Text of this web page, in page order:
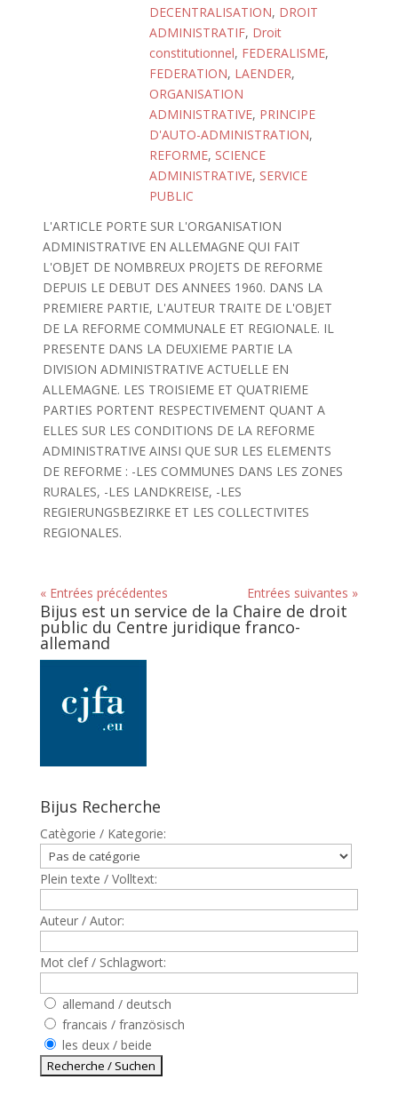
DECENTRALISATION, DROIT
ADMINISTRATIF, Droit
constitutionnel, FEDERALISME,
FEDERATION, LAENDER,
ORGANISATION
ADMINISTRATIVE, PRINCIPE
D'AUTO-ADMINISTRATION,
REFORME, SCIENCE
ADMINISTRATIVE, SERVICE
PUBLIC
L'ARTICLE PORTE SUR L'ORGANISATION
ADMINISTRATIVE EN ALLEMAGNE QUI FAIT
L'OBJET DE NOMBREUX PROJETS DE REFORME
DEPUIS LE DEBUT DES ANNEES 1960. DANS LA
PREMIERE PARTIE, L'AUTEUR TRAITE DE L'OBJET
DE LA REFORME COMMUNALE ET REGIONALE. IL
PRESENTE DANS LA DEUXIEME PARTIE LA
DIVISION ADMINISTRATIVE ACTUELLE EN
ALLEMAGNE. LES TROISIEME ET QUATRIEME
PARTIES PORTENT RESPECTIVEMENT QUANT A
ELLES SUR LES CONDITIONS DE LA REFORME
ADMINISTRATIVE AINSI QUE SUR LES ELEMENTS
DE REFORME : -LES COMMUNES DANS LES ZONES
RURALES, -LES LANDKREISE, -LES
REGIERUNGSBEZIRKE ET LES COLLECTIVITES
REGIONALES.
« Entrées précédentes Entrées suivantes »
Bijus est un service de la Chaire de droit
public du Centre juridique franco-
allemand
Bijus Recherche
Catègorie / Kategorie:
Plein texte / Volltext:
Auteur / Autor:
Mot clef / Schlagwort:
allemand / deutsch
francais / französisch
les deux / beide